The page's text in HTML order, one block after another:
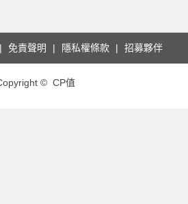
免責聲明 隱私權條款 招募夥伴
© CP值